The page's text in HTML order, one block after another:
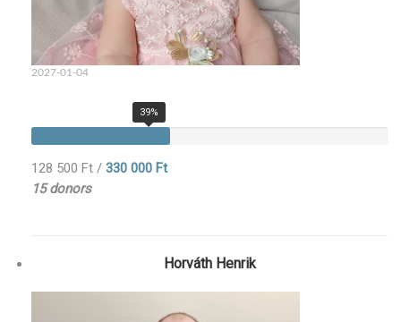
2027-01-04
39%
128 500 Ft / 330 000 Ft
15 donors
Horváth Henrik